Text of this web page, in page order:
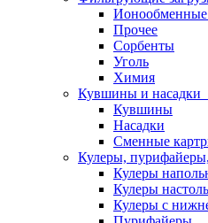
Прочее
Сорбенты
Уголь
Химия
Кувшины и насадки
Кувшины
Насадки
Сменные
Кулеры,
Кулеры
Кулеры
Кулеры с